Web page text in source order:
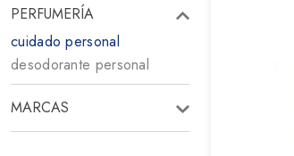
PERFUMERÍA
cuidado personal
desodorante personal
MARCAS
CARO CUORE